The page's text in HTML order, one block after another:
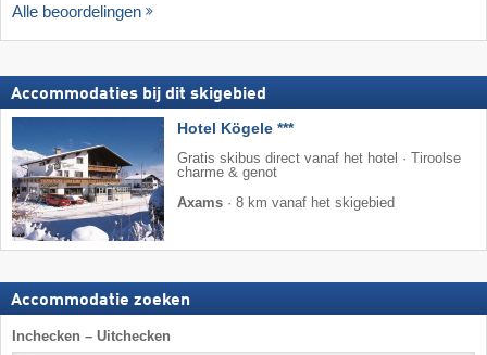
Alle beoordelingen
Accommodaties bij dit skigebied
Hotel Kögele ***
Gratis skibus direct vanaf het hotel · Tiroolse
charme & genot
Axams · 8 km vanaf het skigebied
Accommodatie zoeken
Inchecken – Uitchecken